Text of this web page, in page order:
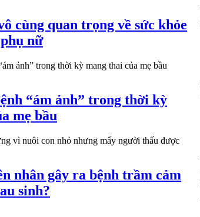
cùng quan trọng về sức khỏe
nữ
“ám ảnh” trong thời kỳ
mẹ bầu
nhân gây ra bệnh trầm cảm
sinh?